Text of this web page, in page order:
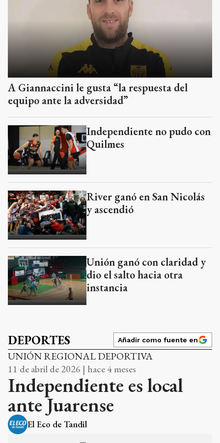
A Giannaccini le gusta “la respuesta del
equipo ante la adversidad”
Independiente no pudo con
Quilmes
River ganó en San Nicolás
y ascendió
Unión ganó con claridad y
dio el salto hacia otra
instancia
DEPORTES Añadir como fuente en
UNIÓN REGIONAL DEPORTIVA
11 de abril de 2026 | hace 4 meses
Independiente es local
ante Juarense
El Eco de Tandil